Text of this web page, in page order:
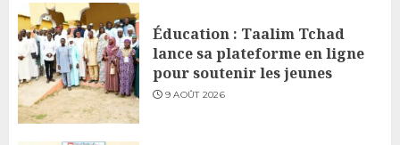
Éducation : Taalim Tchad
lance sa plateforme en ligne
pour soutenir les jeunes
9 AOÛT 2026